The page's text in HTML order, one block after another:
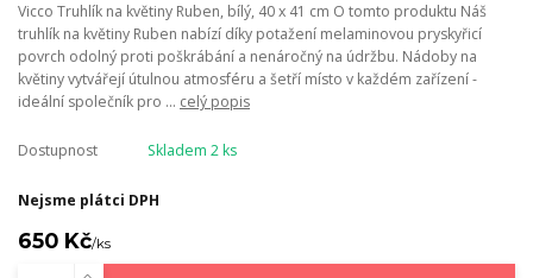
Vicco Truhlík na květiny Ruben, bílý, 40 x 41 cm O tomto produktu Náš
truhlík na květiny Ruben nabízí díky potažení melaminovou pryskyřicí
povrch odolný proti poškrábání a nenáročný na údržbu. Nádoby na
květiny vytvářejí útulnou atmosféru a šetří místo v každém zařízení -
ideální společník pro ... celý popis
Dostupnost Skladem 2 ks
Nejsme plátci DPH
650 Kč/ks